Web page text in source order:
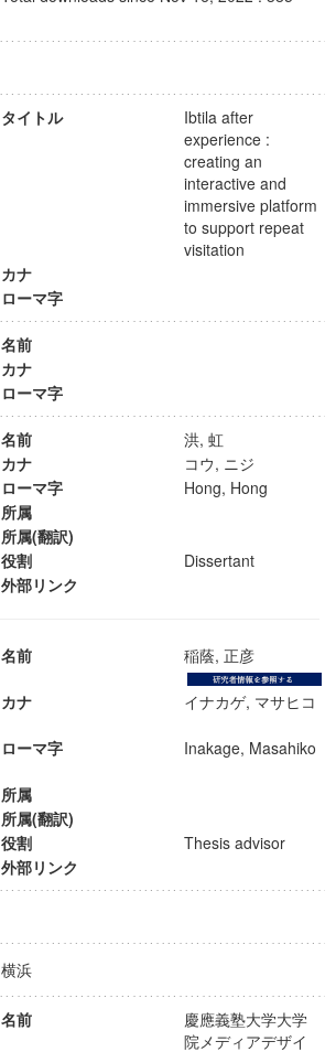
タイトル
Ibtila after
experience :
creating an
interactive and
immersive platform
to support repeat
visitation
カナ
ローマ字
名前
カナ
ローマ字
名前
洪, 虹
カナ
コウ, ニジ
ローマ字
Hong, Hong
所属
所属(翻訳)
役割
Dissertant
外部リンク
名前 稲蔭, 正彦
カナ イナカゲ, マサヒコ
ローマ字 Inakage, Masahiko
所属
所属(翻訳)
役割
Thesis advisor
外部リンク
横浜
名前
慶應義塾大学大学
院メディアデザイ